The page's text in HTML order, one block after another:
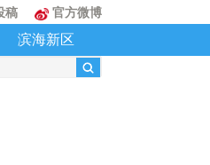
稿 官方微博
滨海新区